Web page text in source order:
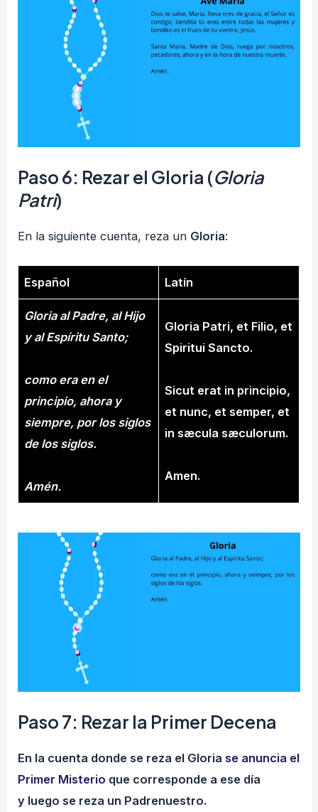
Paso 6: Rezar el Gloria (Gloria
Patri)
En la siguiente cuenta, reza un Gloria:
Español Latín
Gloria al Padre, al Hijo
y al Espíritu Santo;
como era en el
principio, ahora y
siempre, por los siglos
de los siglos.
Amén.
Gloria Patri, et Filio, et
Spiritui Sancto.
Sicut erat in principio,
et nunc, et semper, et
in sæcula sæculorum.
Amen.
Paso 7: Rezar la Primer Decena
En la cuenta donde se reza el Gloria se anuncia el
Primer Misterio que corresponde a ese día
y luego se reza un Padrenuestro.